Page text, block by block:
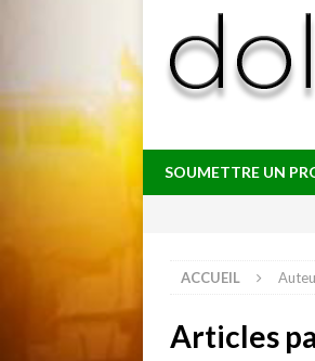
SOUMETTRE UN
ACCUEIL
Articles